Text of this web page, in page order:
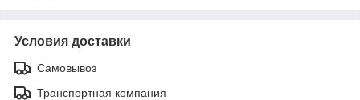
Условия доставки
Самовывоз
Транспортная компания